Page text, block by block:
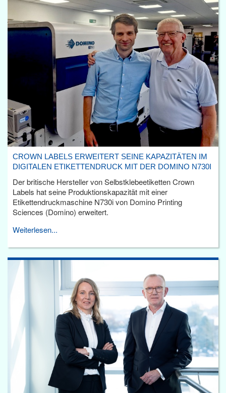
CROWN LABELS ERWEITERT SEINE KAPAZITÄTEN IM
DIGITALEN ETIKETTENDRUCK MIT DER DOMINO N730I
Der britische Hersteller von Selbstklebeetiketten Crown
Labels hat seine Produktionskapazität mit einer
Etikettendruckmaschine N730i von Domino Printing
Sciences (Domino) erweitert.
Weiterlesen...